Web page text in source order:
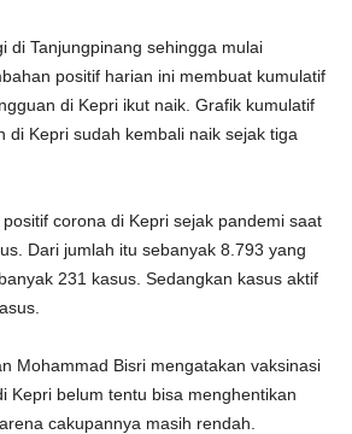
di Tanjungpinang sehingga mulai
positif harian ini membuat kumulatif
di Kepri ikut naik. Grafik kumulatif
di Kepri sudah kembali naik sejak tiga
corona di Kepri sejak pandemi saat
Dari jumlah itu sebanyak 8.793 yang
231 kasus. Sedangkan kasus aktif
Mohammad Bisri mengatakan vaksinasi
Kepri belum tentu bisa menghentikan
cakupannya masih rendah.